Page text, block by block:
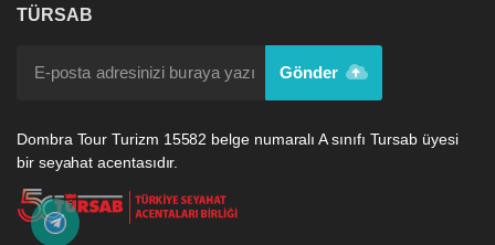
TÜRSAB
Gönder
Dombra Tour Turizm 15582 belge numaralı A sınıfı Tursab üyesi
bir seyahat acentasıdır.